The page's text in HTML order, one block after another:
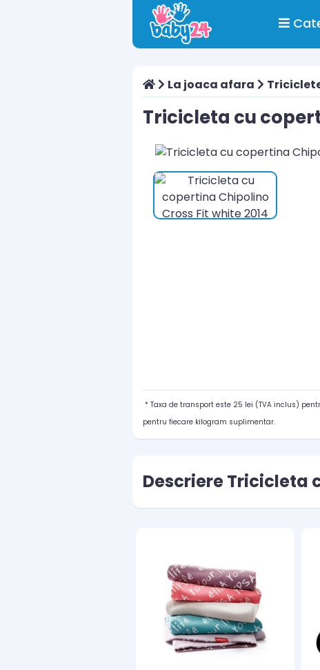
La joaca afara
Tricicleta cu
* Taxa de transport este 25 lei (TVA inclus)
pentru fiecare kilogram suplimentar.
Descriere Tricicleta